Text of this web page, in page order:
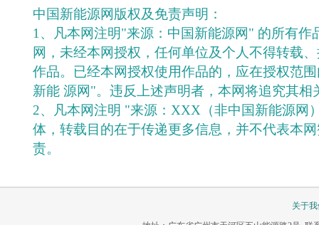
中国新能源网版权及免责声明：
1、凡本网注明"来源：中国新能源网" 的所有作
网，未经本网授权，任何单位及个人不得转载
作品。已经本网授权使用作品的，应在授权范
新能 源网"。违反上述声明者，本网将追究其相
2、凡本网注明 "来源：XXX（非中国新能源网
体，转载目的在于传递更多信息，并不代表本
责。
关于